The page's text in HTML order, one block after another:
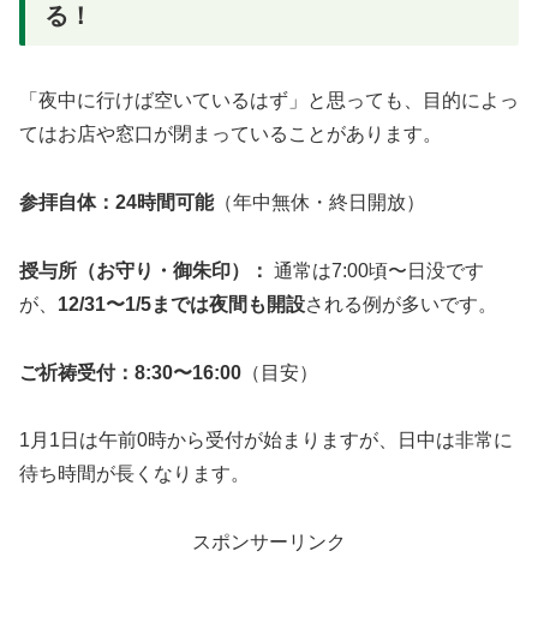
る！
「夜中に行けば空いているはず」と思っても、目的によっ
てはお店や窓口が閉まっていることがあります。
参拝自体：24時間可能（年中無休・終日開放）
授与所（お守り・御朱印）： 通常は7:00頃〜日没です
が、 12/31〜1/5までは夜間も開設される例が多いです。
ご祈祷受付：8:30〜16:00 （目安）
1月1日は午前0時から受付が始まりますが、日中は非常に
待ち時間が長くなります。
スポンサーリンク